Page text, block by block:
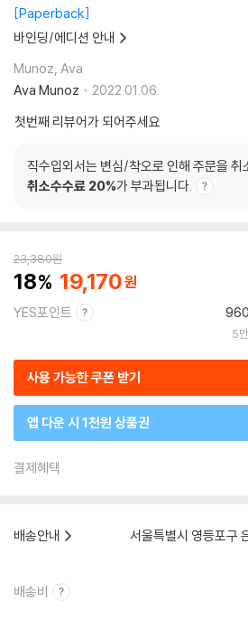
Paperback
바인딩/에디션 안내
Munoz, Ava
Ava Munoz
2022.01.06.
첫번째 리뷰어가 되어주세요
직수입외서는 변심/착오로 인해 주문을 취
취소수수료 20%가 부과됩니다.
23,380원
18 19,170
YES포인트
5
사용 가능한 쿠폰 받기
앱 다운 시 1천원 상품권
결제혜택
배송안내
서울특별시 영등포구
배송비